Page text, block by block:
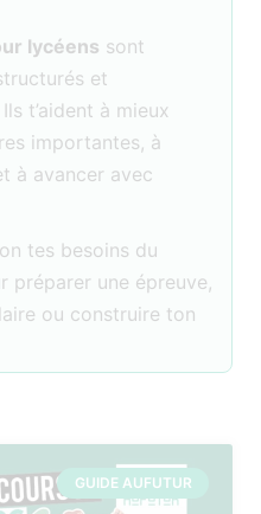
lycéens sont
et
t’aident à mieux
importantes, à
à avancer avec
tes besoins du
préparer une épreuve,
ou construire ton
GUIDE AUFUTUR